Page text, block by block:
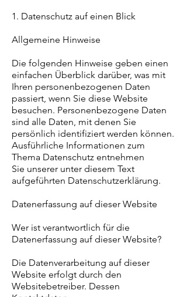
1. Datenschutz auf einen Blick
Allgemeine Hinweise
Die folgenden Hinweise geben einen
einfachen Überblick darüber, was mit
Ihren personenbezogenen Daten
passiert, wenn Sie diese Website
besuchen. Personenbezogene Daten
sind alle Daten, mit denen Sie
persönlich identifiziert werden können.
Ausführliche Informationen zum
Thema Datenschutz entnehmen
Sie unserer unter diesem Text
aufgeführten Datenschutzerklärung.
Datenerfassung auf dieser Website
Wer ist verantwortlich für die
Datenerfassung auf dieser Website?
Die Datenverarbeitung auf dieser
Website erfolgt durch den
Websitebetreiber. Dessen